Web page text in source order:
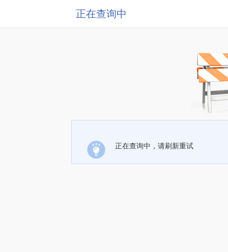
正在查询中
正在查询中，请刷新重试